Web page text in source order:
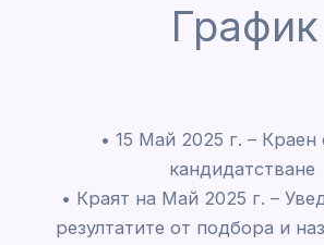
График
• 15 Май 2025 г. – Краен
кандидатстване
• Краят на Май 2025 г. –
резултатите от подбора и